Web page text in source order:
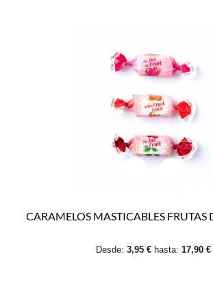
CARAMELOS MASTICABLES FRUTAS
Desde: 3,95 € hasta: 17,90 €